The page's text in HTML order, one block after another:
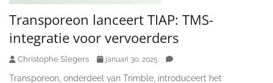
Transporeon lanceert TIAP: TMS-
integratie voor vervoerders
Christophe Slegers januari 30, 2025
Transporeon, onderdeel van Trimble, introduceert het